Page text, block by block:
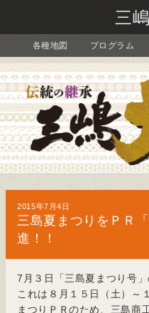
三
各種地図 プログラム
2015年7月4日
三島夏まつりをＰＲ
進！！
7月３日「三島夏まつり号」
これは８月１５日（土）～
まつりＰＲのため、三島商